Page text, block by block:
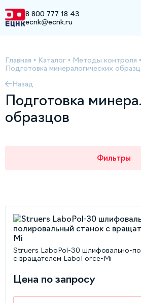
8 800 777 18 43
ecnk@ecnk.ru
Главная • Каталог • Методы контроля •
Подготовка минералогических
Назад
Подготовка
образцов
Фильтры
Struers LaboPol-30 шлифовально-
с вращателем LaboForce-Mi
Цена по запросу